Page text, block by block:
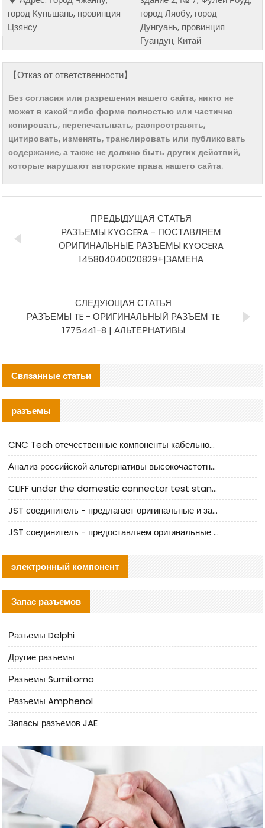
город Куньшань, провинция
Цзянсу
город Ляобу, город
Дунгуань, провинция
Гуандун, Китай
【Отказ от ответственности】
Без согласия или разрешения нашего сайта, никто не
может в какой-либо форме полностью или частично
копировать, перепечатывать, распространять,
цитировать, изменять, транслировать или публиковать
содержание, а также не должно быть других действий,
которые нарушают авторские права нашего сайта.
ПРЕДЫДУЩАЯ СТАТЬЯ
РАЗЪЕМЫ KYOCERA - ПОСТАВЛЯЕМ
ОРИГИНАЛЬНЫЕ РАЗЪЕМЫ KYOCERA
145804040020829+|ЗАМЕНА
СЛЕДУЮЩАЯ СТАТЬЯ
РАЗЪЕМЫ TE - ОРИГИНАЛЬНЫЙ РАЗЪЕМ TE
1775441-8 | АЛЬТЕРНАТИВЫ
Связанные статьи
разъемы
CNC Tech отечественные компоненты кабельной арматуры оценка и руководство по производственному внедрению
Анализ российской альтернативы высокочастотных кабельных колодцев I-PEX
CLIFF under the domestic connector test standard update
JST соединитель - предлагает оригинальные и заменяющие JST NSHR-02V-S соединители
JST соединитель - предоставляем оригинальные JST GHR-09V-S соединители и их аналоги
электронный компонент
Запас разъемов
Разъемы Delphi
Другие разъемы
Разъемы Sumitomo
Разъемы Amphenol
Запасы разъемов JAE